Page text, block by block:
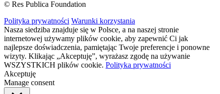
© Res Publica Foundation
Polityka prywatności Warunki korzystania
Nasza siedziba znajduje się w Polsce, a na naszej stronie
internetowej używamy plików cookie, aby zapewnić Ci jak
najlepsze doświadczenia, pamiętając Twoje preferencje i ponowne
wizyty. Klikając „Akceptuję”, wyrażasz zgodę na używanie
WSZYSTKICH plików cookie. Polityka prywatności
Akceptuję
Manage consent